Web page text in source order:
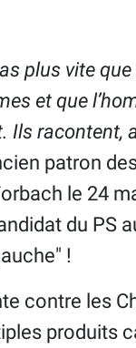
plus vite
et que
Ils racontent,
patron
le 24
du PS
!
contre les
produits